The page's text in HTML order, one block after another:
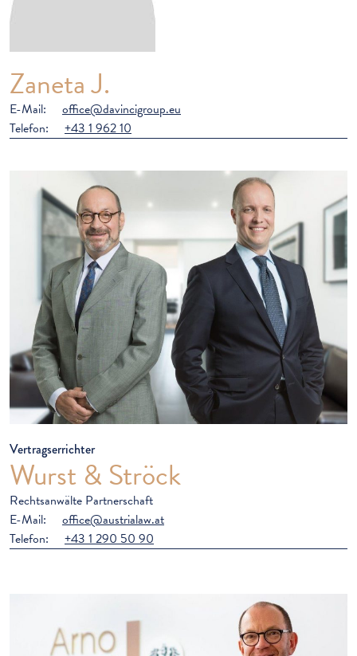
Zaneta J.
E-Mail:
office@davincigroup.eu
Telefon:
+43 1 962 10
Vertragserrichter
Wurst & Ströck
Rechtsanwälte Partnerschaft
E-Mail:
office@austrialaw.at
Telefon:
+43 1 290 50 90